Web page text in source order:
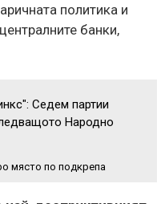
политика и
банки,
Седем партии
Народно
място по подкрепа